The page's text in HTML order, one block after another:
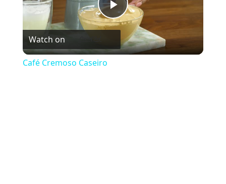
Play Video
Watch on
Café Cremoso Caseiro